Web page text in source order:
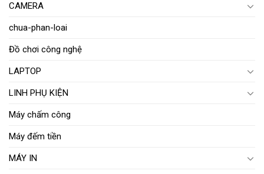
CAMERA
chua-phan-loai
Đồ chơi công nghệ
LAPTOP
LINH PHỤ KIỆN
Máy chấm công
Máy đếm tiền
MÁY IN